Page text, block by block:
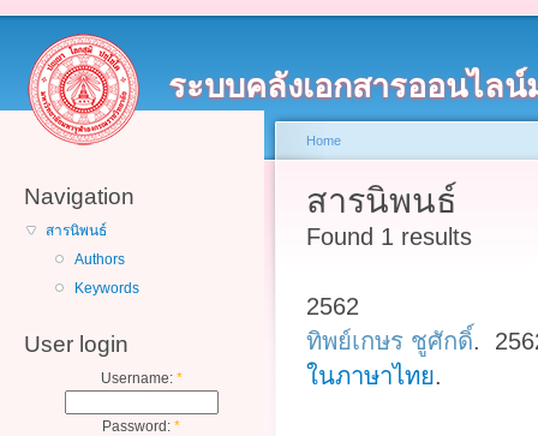
ระบบคลังเอกสารออนไล
Navigation
สารนิพนธ์
Authors
Keywords
User login
Username: *
Password: *
Home
สารนิพนธ์
Found 1 results
2562
ทิพย์เกษร ชูศักดิ์.
ในภาษาไทย.